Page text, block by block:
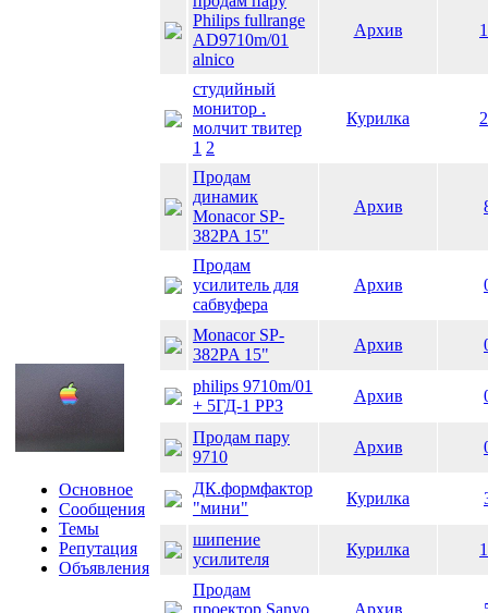
Основное
Сообщения
Темы
Репутация
Объявления
Philips fullrange
AD9710m/01
alnico
Архив
студийный
монитор .
молчит твитер
1 2
Курилка
Продам
динамик
Monacor SP-
382PA 15"
Архив
Продам
усилитель для
сабвуфера
Архив
Monacor SP-
382PA 15"
Архив
philips 9710m/01
+ 5ГД-1 РРЗ
Архив
Продам пару
9710
Архив
ДК.формфактор
"мини"
Курилка
шипение
усилителя
Курилка
Продам
проектор Sanyo
Архив